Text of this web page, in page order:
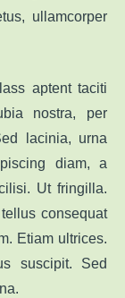
ullamcorper
aptent taciti
nostra, per
lacinia, urna
diam, a
Ut fringilla.
consequat
Etiam ultrices.
suscipit. Sed